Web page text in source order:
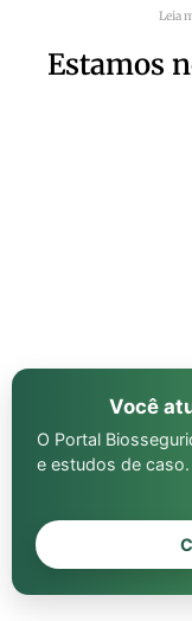
Leia
Estamos
Você
O Portal
e estudos de